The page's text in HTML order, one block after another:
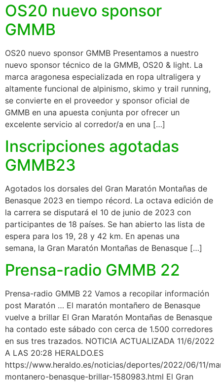
OS20 nuevo sponsor
GMMB
OS20 nuevo sponsor GMMB Presentamos a nuestro
nuevo sponsor técnico de la GMMB, OS20 & light. La
marca aragonesa especializada en ropa ultraligera y
altamente funcional de alpinismo, skimo y trail running,
se convierte en el proveedor y sponsor oficial de
GMMB en una apuesta conjunta por ofrecer un
excelente servicio al corredor/a en una […]
Inscripciones agotadas
GMMB23
Agotados los dorsales del Gran Maratón Montañas de
Benasque 2023 en tiempo récord. La octava edición de
la carrera se disputará el 10 de junio de 2023 con
participantes de 18 países. Se han abierto las lista de
espera para los 19, 28 y 42 km. En apenas una
semana, la Gran Maratón Montañas de Benasque […]
Prensa-radio GMMB 22
Prensa-radio GMMB 22 Vamos a recopilar información
post Maratón … El maratón montañero de Benasque
vuelve a brillar El Gran Maratón Montañas de Benasque
ha contado este sábado con cerca de 1.500 corredores
en sus tres trazados. NOTICIA ACTUALIZADA 11/6/2022
A LAS 20:28 HERALDO.ES
https://www.heraldo.es/noticias/deportes/2022/06/11/
montanero-benasque-brillar-1580983.html El Gran